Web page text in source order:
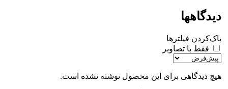
دیدگاهها
پاک‌کردن فیلترها
فقط با تصاویر
هیچ دیدگاهی برای این محصول نوشته نشده است.